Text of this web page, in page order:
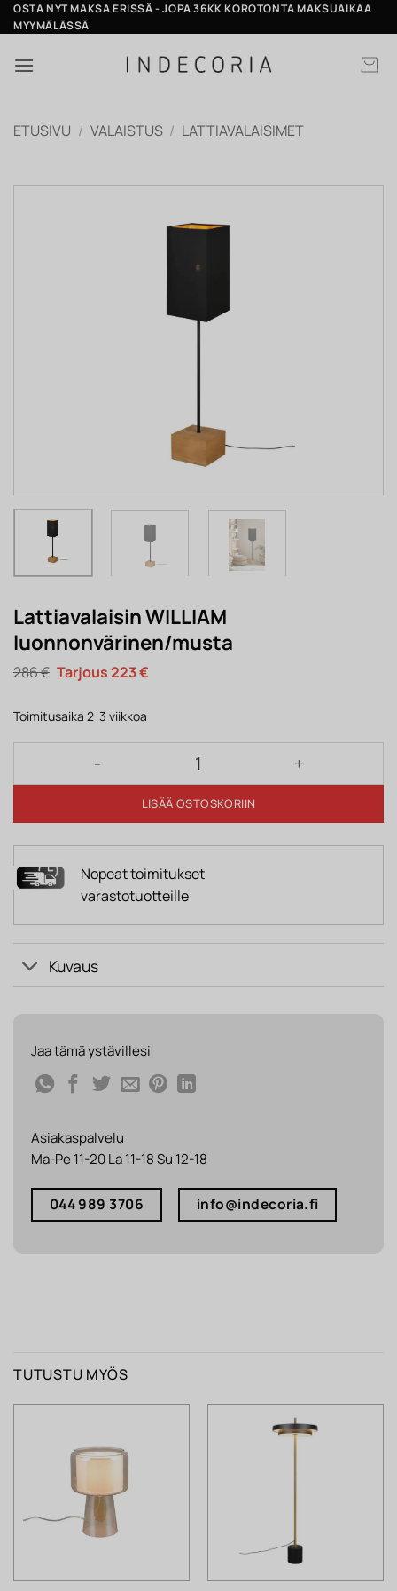
Skip
to
OSTA NYT MAKSA ERISSÄ - JOPA 36KK KOROTONTA MAKSUAIKAA
MYYMÄLÄSSÄ
ETUSIVU / VALAISTUS / LATTIAVALAISIMET
Lattiavalaisin WILLIAM
luonnonvärinen/musta
286€ Alkuperäinen
hinta
286 €.
223€Nykyinen
Toimitusaika 2-3 viikkoa
Lattiavalaisin WILLIAM luonnonvärinen/musta
LISÄÄ OSTOSKORIIN
Nopeat toimitukset
varastotuotteille
Kuvaus
Jaa tämä ystävillesi
Asiakaspalvelu
Ma-Pe 11-20 La 11-18 Su 12-18
044 989 3706 info@indecoria.fi
TUTUSTU MYÖS